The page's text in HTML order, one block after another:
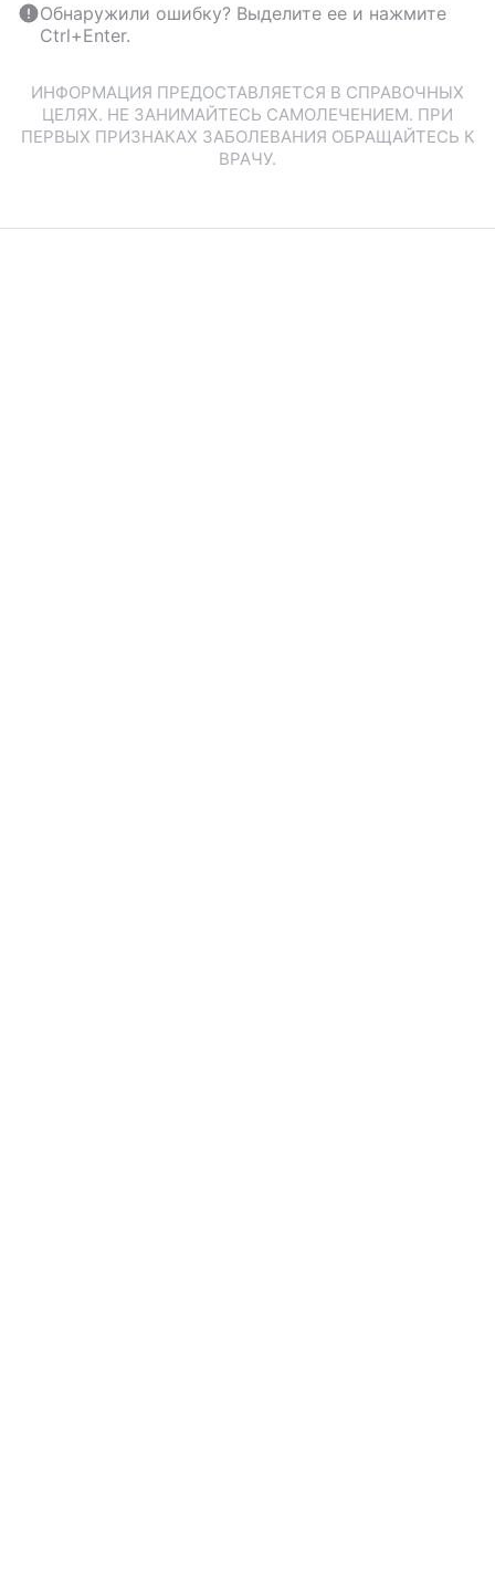
Обнаружили ошибку? Выделите ее и нажмите
Ctrl+Enter.
ИНФОРМАЦИЯ ПРЕДОСТАВЛЯЕТСЯ В СПРАВОЧНЫХ
ЦЕЛЯХ. НЕ ЗАНИМАЙТЕСЬ САМОЛЕЧЕНИЕМ. ПРИ
ПЕРВЫХ ПРИЗНАКАХ ЗАБОЛЕВАНИЯ ОБРАЩАЙТЕСЬ К
ВРАЧУ.